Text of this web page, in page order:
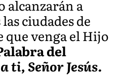
alcanzarán a
ciudades de
que venga el Hijo
del
ti, Señor Jesús.